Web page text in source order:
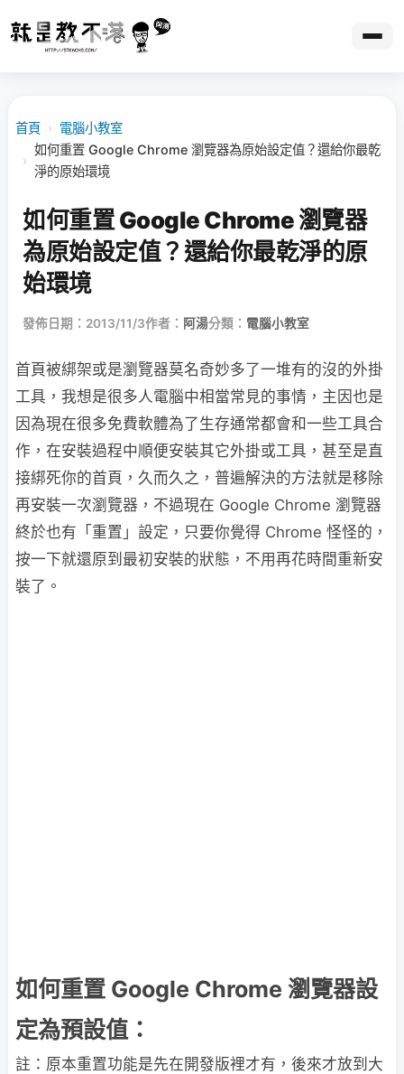
首頁 › 電腦小教室
›
如何重置 Google Chrome 瀏覽器為原始設定值？還給你最乾
淨的原始環境
如何重置 Google Chrome 瀏覽器
為原始設定值？還給你最乾淨的原
始環境
發佈日期：2013/11/3作者： 阿湯分類： 電腦小教室
首頁被綁架或是瀏覽器莫名奇妙多了一堆有的沒的外掛
工具，我想是很多人電腦中相當常見的事情，主因也是
因為現在很多免費軟體為了生存通常都會和一些工具合
作，在安裝過程中順便安裝其它外掛或工具，甚至是直
接綁死你的首頁，久而久之，普遍解決的方法就是移除
再安裝一次瀏覽器，不過現在 Google Chrome 瀏覽器
終於也有「重置」設定，只要你覺得 Chrome 怪怪的，
按一下就還原到最初安裝的狀態，不用再花時間重新安
裝了。
如何重置 Google Chrome 瀏覽器設
定為預設值：
註：原本重置功能是先在開發版裡才有，後來才放到大